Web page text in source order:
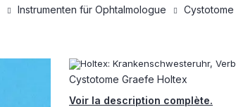
Instrumenten für Ophtalmologue
Cystotome Graefe Holtex
Voir la description complète.